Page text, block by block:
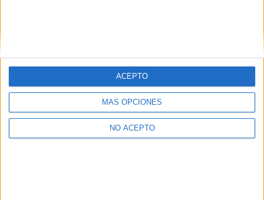
MÁS OPCIONES
NO ACEPTO
ACEPTO